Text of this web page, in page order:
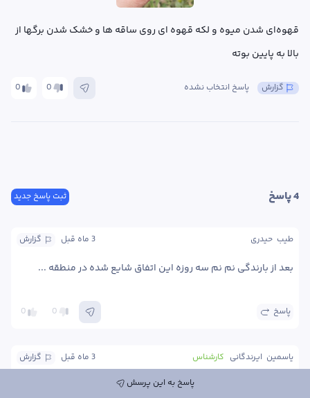
بالا به پایین بوته
0 0 پاسخ انتخاب نشده گزارش
ثبت پاسخ جدید 4 پاسخ
گزارش 3 ماه قبل طیب  حیدری
بعد از بارندگی نم نم سه روزه این اتفاق شایع شده در منطقه ...
0 0 پاسخ
گزارش 3 ماه قبل کارشناس یاسمین  ایرندگانی
پاسخ به این پرسش